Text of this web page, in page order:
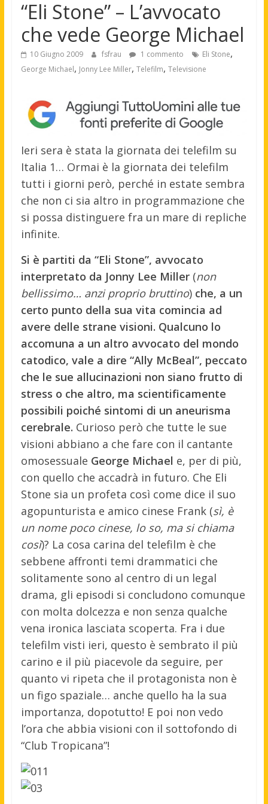
“Eli Stone” – L’avvocato
che vede George Michael
10 Giugno 2009 fsfrau 1 commento Eli Stone,
George Michael, Jonny Lee Miller, Telefilm, Televisione
Ieri sera è stata la giornata dei telefilm su
Italia 1… Ormai è la giornata dei telefilm
tutti i giorni però, perché in estate sembra
che non ci sia altro in programmazione che
si possa distinguere fra un mare di repliche
infinite.
Si è partiti da “Eli Stone”, avvocato
interpretato da Jonny Lee Miller (non
bellissimo… anzi proprio bruttino) che, a un
certo punto della sua vita comincia ad
avere delle strane visioni. Qualcuno lo
accomuna a un altro avvocato del mondo
catodico, vale a dire “Ally McBeal”, peccato
che le sue allucinazioni non siano frutto di
stress o che altro, ma scientificamente
possibili poiché sintomi di un aneurisma
cerebrale. Curioso però che tutte le sue
visioni abbiano a che fare con il cantante
omosessuale George Michael e, per di più,
con quello che accadrà in futuro. Che Eli
Stone sia un profeta così come dice il suo
agopunturista e amico cinese Frank (sì, è
un nome poco cinese, lo so, ma si chiama
così)? La cosa carina del telefilm è che
sebbene affronti temi drammatici che
solitamente sono al centro di un legal
drama, gli episodi si concludono comunque
con molta dolcezza e non senza qualche
vena ironica lasciata scoperta. Fra i due
telefilm visti ieri, questo è sembrato il più
carino e il più piacevole da seguire, per
quanto vi ripeta che il protagonista non è
un figo spaziale… anche quello ha la sua
importanza, dopotutto! E poi non vedo
l’ora che abbia visioni con il sottofondo di
“Club Tropicana”!